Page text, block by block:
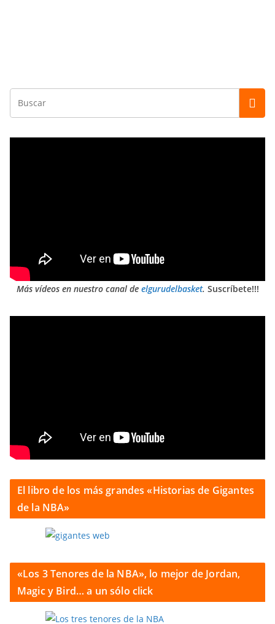
Más vídeos en nuestro canal de elgurudelbasket. Suscríbete!!!
El libro de los más grandes «Historias de Gigantes
de la NBA»
«Los 3 Tenores de la NBA», lo mejor de Jordan,
Magic y Bird… a un sólo click